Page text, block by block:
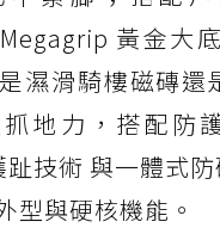
黃金大
濕滑騎樓磁磚還
地力，搭配防
技術 與一體式
型與硬核機能。